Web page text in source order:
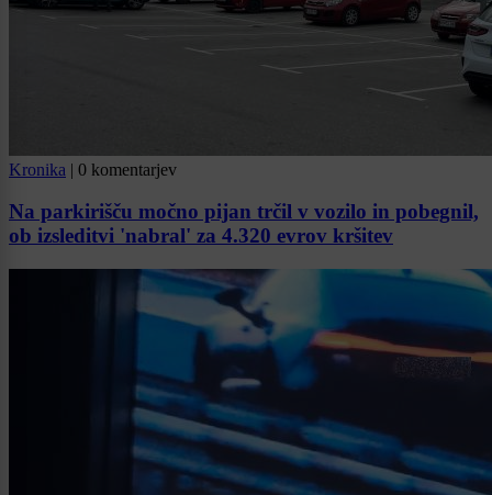
Kronika | 0 komentarjev
Na parkirišču močno pijan trčil v vozilo in pobegnil,
ob izsleditvi 'nabral' za 4.320 evrov kršitev